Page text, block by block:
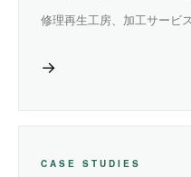
修理再生工房、加工サービ
→
CASE STUDIES